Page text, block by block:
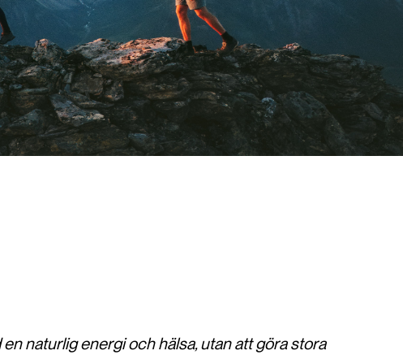
naturlig energi och hälsa, utan att göra stora